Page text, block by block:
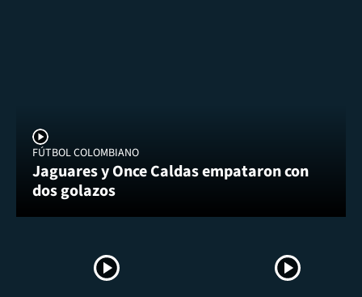
FÚTBOL COLOMBIANO
Jaguares y Once Caldas empataron con
dos golazos